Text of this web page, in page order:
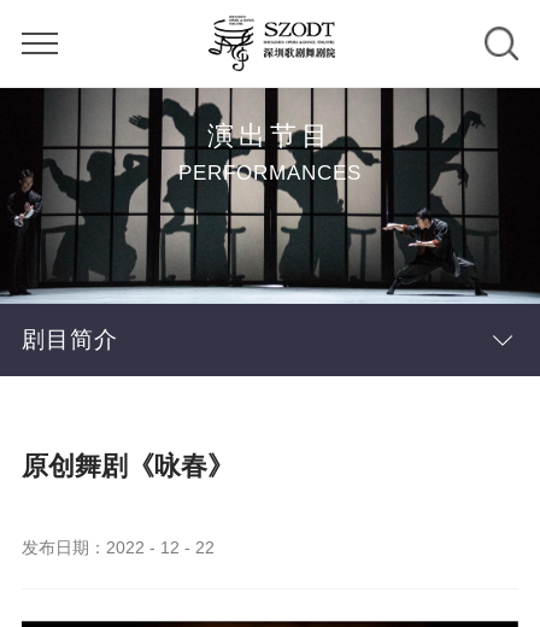
演出节目
PERFORMANCES
剧目简介
原创舞剧《咏春》
发布日期：2022 - 12 - 22